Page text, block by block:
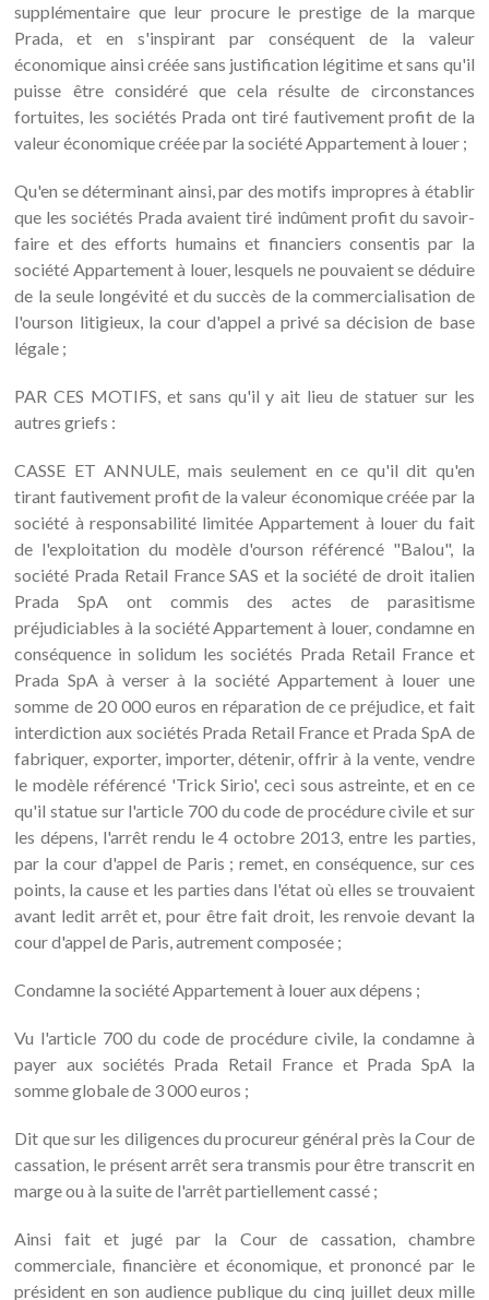
supplémentaire que leur procure le prestige de la marque
Prada, et en s'inspirant par conséquent de la valeur
économique ainsi créée sans justification légitime et sans qu'il
puisse être considéré que cela résulte de circonstances
fortuites, les sociétés Prada ont tiré fautivement profit de la
valeur économique créée par la société Appartement à louer ;
Qu'en se déterminant ainsi, par des motifs impropres à établir
que les sociétés Prada avaient tiré indûment profit du savoir-
faire et des efforts humains et financiers consentis par la
société Appartement à louer, lesquels ne pouvaient se déduire
de la seule longévité et du succès de la commercialisation de
l'ourson litigieux, la cour d'appel a privé sa décision de base
légale ;
PAR CES MOTIFS, et sans qu'il y ait lieu de statuer sur les
autres griefs :
CASSE ET ANNULE, mais seulement en ce qu'il dit qu'en
tirant fautivement profit de la valeur économique créée par la
société à responsabilité limitée Appartement à louer du fait
de l'exploitation du modèle d'ourson référencé "Balou", la
société Prada Retail France SAS et la société de droit italien
Prada SpA ont commis des actes de parasitisme
préjudiciables à la société Appartement à louer, condamne en
conséquence in solidum les sociétés Prada Retail France et
Prada SpA à verser à la société Appartement à louer une
somme de 20 000 euros en réparation de ce préjudice, et fait
interdiction aux sociétés Prada Retail France et Prada SpA de
fabriquer, exporter, importer, détenir, offrir à la vente, vendre
le modèle référencé 'Trick Sirio', ceci sous astreinte, et en ce
qu'il statue sur l'article 700 du code de procédure civile et sur
les dépens, l'arrêt rendu le 4 octobre 2013, entre les parties,
par la cour d'appel de Paris ; remet, en conséquence, sur ces
points, la cause et les parties dans l'état où elles se trouvaient
avant ledit arrêt et, pour être fait droit, les renvoie devant la
cour d'appel de Paris, autrement composée ;
Condamne la société Appartement à louer aux dépens ;
Vu l'article 700 du code de procédure civile, la condamne à
payer aux sociétés Prada Retail France et Prada SpA la
somme globale de 3 000 euros ;
Dit que sur les diligences du procureur général près la Cour de
cassation, le présent arrêt sera transmis pour être transcrit en
marge ou à la suite de l'arrêt partiellement cassé ;
Ainsi fait et jugé par la Cour de cassation, chambre
commerciale, financière et économique, et prononcé par le
président en son audience publique du cinq juillet deux mille